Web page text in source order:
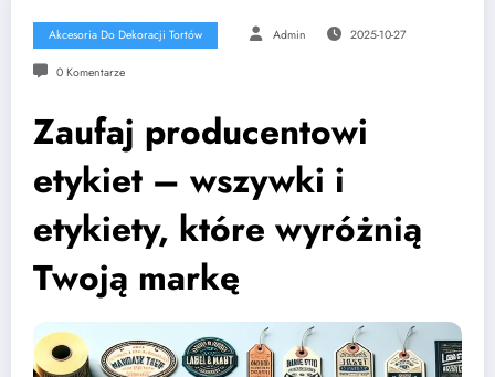
Akcesoria Do Dekoracji Tortów Admin 2025-10-27
0 Komentarze
Zaufaj producentowi
etykiet – wszywki i
etykiety, które wyróżnią
Twoją markę